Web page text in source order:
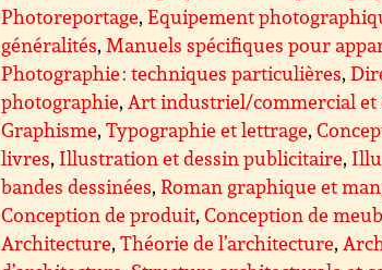
Photoreportage,Equipement
généralités,Manuels spécifiques pour
Photographie : techniques particulières,
photographie,Art industriel/commercial et
Graphisme,Typographie et lettrage,
livres, Illustration et dessin publicitaire,
bandes dessinées,Roman graphique et
Conception de produit,Conception de
Architecture,Théorie de l’architecture,